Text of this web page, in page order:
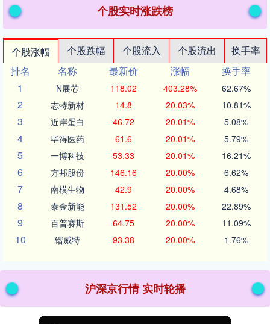
个股实时涨跌榜
个股涨幅 个股跌幅 个股流入 个股流出
换手率
排名
名称 最新价 涨幅
换手率
1
N展芯 118.02 403.28% 62.67%
2 志特新材 14.8 20.03% 10.81%
3 近岸蛋白 46.72 20.01% 5.08%
4 毕得医药 61.6 20.01% 5.79%
5 一博科技 53.33 20.01% 16.21%
6 方邦股份 146.16 20.00% 6.62%
7 南模生物 42.9 20.00% 4.68%
8 泰金新能 131.52 20.00% 22.89%
9 百普赛斯 64.75 20.00% 11.09%
10 锴威特 93.38 20.00% 1.76%
沪深京行情 实时轮播